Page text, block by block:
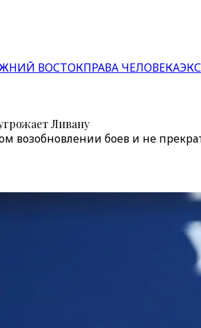
ВОСТОКПРАВА ЧЕЛОВЕКА
Ливану
возобновлении боев и не